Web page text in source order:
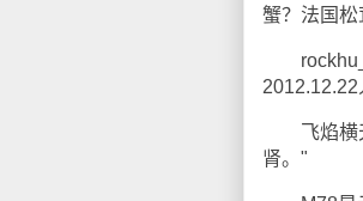
蟹？法国松
飞焰横天
肾。"